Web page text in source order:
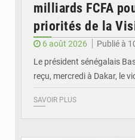
milliards FCFA
priorités de la
6 août 2026
Publié à
Le président sénégalais
reçu, mercredi à Dakar, le
SAVOIR PLUS